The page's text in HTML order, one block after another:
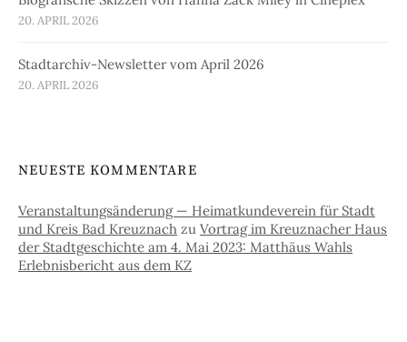
20. APRIL 2026
Stadtarchiv-Newsletter vom April 2026
20. APRIL 2026
NEUESTE KOMMENTARE
Veranstaltungsänderung — Heimatkundeverein für Stadt
und Kreis Bad Kreuznach zu Vortrag im Kreuznacher Haus
der Stadtgeschichte am 4. Mai 2023: Matthäus Wahls
Erlebnisbericht aus dem KZ